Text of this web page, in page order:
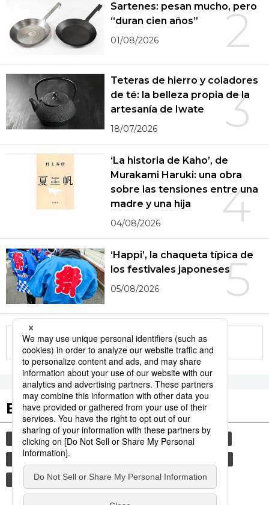
2
Sartenes: pesan mucho, pero
“duran cien años”
01/08/2026
3
Teteras de hierro y coladores
de té: la belleza propia de la
artesanía de Iwate
18/07/2026
4
‘La historia de Kaho’, de
Murakami Haruki: una obra
sobre las tensiones entre una
madre y una hija
04/08/2026
5
‘Happi’, la chaqueta típica de
los festivales japoneses
05/08/2026
More in this series
Etiquetas destacadas
cultura gastronomía sociedad
vida
comida
historia
costumbres